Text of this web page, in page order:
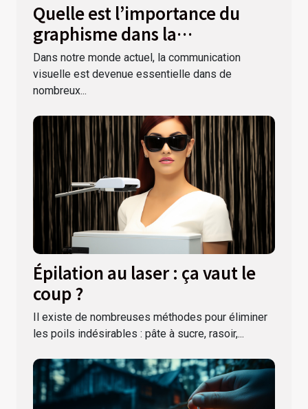
Quelle est l’importance du
graphisme dans la
communication visuelle ?
Dans notre monde actuel, la communication
visuelle est devenue essentielle dans de
nombreux...
Épilation au laser : ça vaut le
coup ?
Il existe de nombreuses méthodes pour éliminer
les poils indésirables : pâte à sucre, rasoir,...